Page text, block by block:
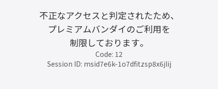
不正なアクセスと判定されたため、
プレミアムバンダイのご利用を
制限しております。
Code: 12
Session ID: msid7e6k-1o7dfitzsp8x6jlij